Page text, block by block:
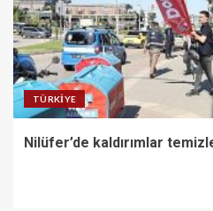
TÜRKIYE
Nilüfer’de kaldırımlar